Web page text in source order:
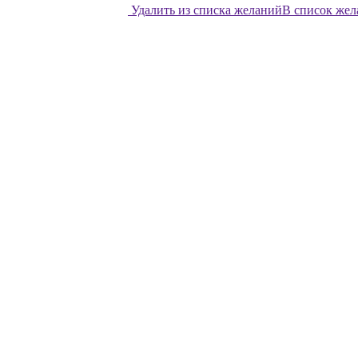
Удалить из списка желанийВ список